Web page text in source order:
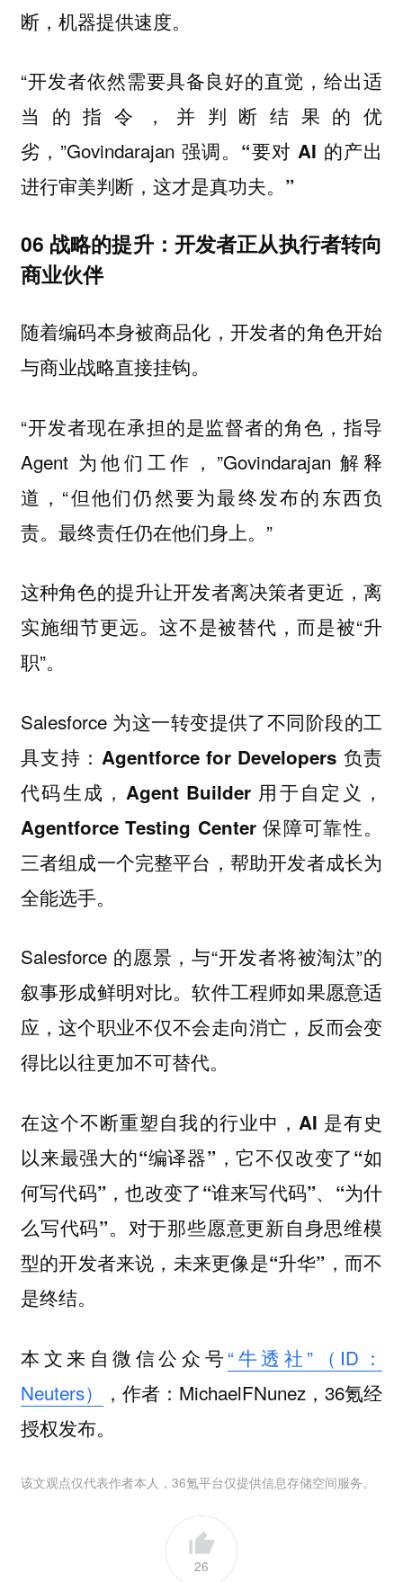
断，机器提供速度。
“开发者依然需要具备良好的直觉，给出适
当的指令，并判断结果的优
劣，”Govindarajan 强调。 “要对 AI 的产出
进行审美判断，这才是真功夫。”
06 战略的提升：开发者正从执行者转向
商业伙伴
随着编码本身被商品化，开发者的角色开始
与商业战略直接挂钩。
“开发者现在承担的是监督者的角色，指导
Agent 为他们工作，”Govindarajan 解释
道，“但他们仍然要为最终发布的东西负
责。最终责任仍在他们身上。”
这种角色的提升让开发者离决策者更近，离
实施细节更远。这不是被替代，而是被“升
职”。
Salesforce 为这一转变提供了不同阶段的工
具支持： Agentforce for Developers 负责
代码生成，Agent Builder 用于自定义，
Agentforce Testing Center 保障可靠性。
三者组成一个完整平台，帮助开发者成长为
全能选手。
Salesforce 的愿景，与“开发者将被淘汰”的
叙事形成鲜明对比。软件工程师如果愿意适
应，这个职业不仅不会走向消亡，反而会变
得比以往更加不可替代。
在这个不断重塑自我的行业中， AI 是有史
以来最强大的“编译器”，它不仅改变了“如
何写代码”，也改变了“谁来写代码”、“为什
么写代码”。对于那些愿意更新自身思维模
型的开发者来说，未来更像是“升华”，而不
是终结。
本文来自微信公众号“牛透社”（ID：
Neuters）
，作者：MichaelFNunez，36氪经
授权发布。
该文观点仅代表作者本人，36氪平台仅提供信息存储空间服务。
26